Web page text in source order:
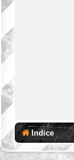
Indice